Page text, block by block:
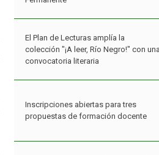
colección "¡A leer, Río Negro!" con una
convocatoria literaria
Inscripciones abiertas para tres
Estudiantes rionegrinos ganaron el
2026